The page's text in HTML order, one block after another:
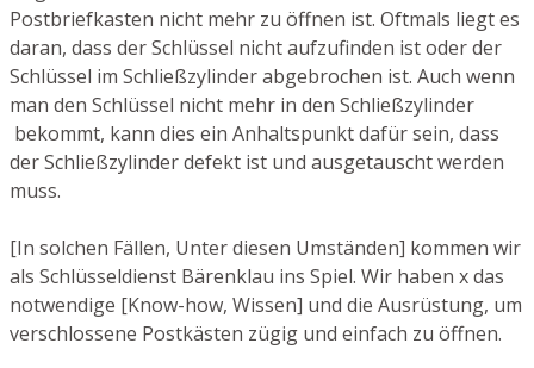
Postbriefkasten nicht mehr zu öffnen ist. Oftmals liegt es
daran, dass der Schlüssel nicht aufzufinden ist oder der
Schlüssel im Schließzylinder abgebrochen ist. Auch wenn
man den Schlüssel nicht mehr in den Schließzylinder
bekommt, kann dies ein Anhaltspunkt dafür sein, dass
der Schließzylinder defekt ist und ausgetauscht werden
muss.
[In solchen Fällen, Unter diesen Umständen] kommen wir
als Schlüsseldienst Bärenklau ins Spiel. Wir haben x das
notwendige [Know-how, Wissen] und die Ausrüstung, um
verschlossene Postkästen zügig und einfach zu öffnen.